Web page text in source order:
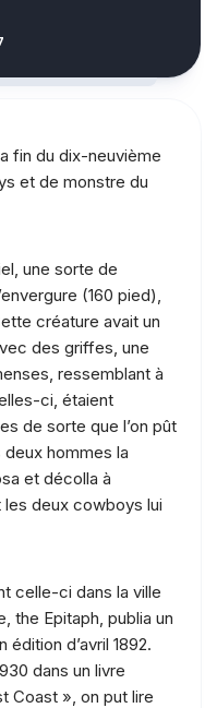
fin du dix-neuvième
et de monstre du
une sorte de
(160 pied),
créature avait un
des griffes, une
ressemblant à
ci, étaient
de sorte que l’on pût
deux hommes la
et décolla à
deux cowboys lui
celle-ci dans la ville
the Epitaph, publia un
édition d’avril 1892.
dans un livre
Coast », on put lire